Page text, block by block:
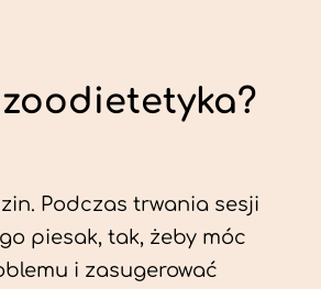
Podczas trwania sesji
piesak, tak, żeby móc
i zasugerować